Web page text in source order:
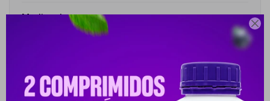

Medios de pago